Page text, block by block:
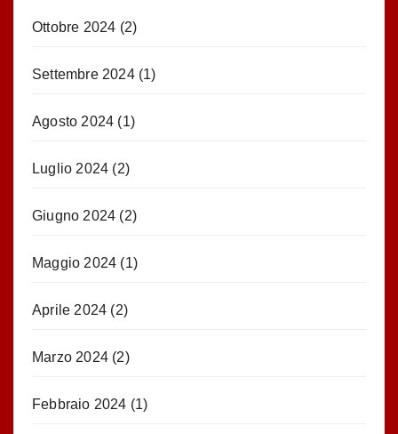
Ottobre 2024 (2)
Settembre 2024(1)
Agosto 2024 (1)
Luglio 2024 (2)
Giugno 2024 (2)
Maggio 2024 (1)
Aprile 2024 (2)
Marzo 2024 (2)
Febbraio 2024 (1)